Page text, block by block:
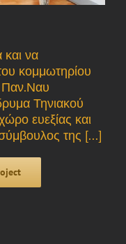
και να
κομμωτηρίου
Παν.Ναυ
Τηνιακού
ευεξίας και
της [...]